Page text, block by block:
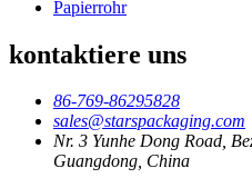
Papierrohr
kontaktiere uns
86-769-86295828
sales@starspackaging.com
Nr. 3 Yunhe Dong Road,
Guangdong, China